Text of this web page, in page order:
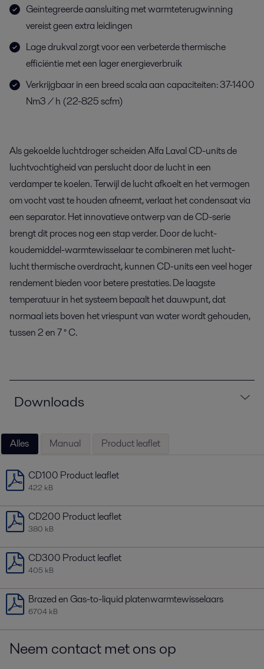
Geïntegreerde aansluiting met warmteterugwinning
vereist geen extra leidingen
Lage drukval zorgt voor een verbeterde thermische
efficiëntie met een lager energieverbruik
Verkrijgbaar in een breed scala aan capaciteiten: 37-1400
Nm3 / h (22-825 scfm)
Als gekoelde luchtdroger scheiden Alfa Laval CD-units de
luchtvochtigheid van perslucht door de lucht in een
verdamper te koelen. Terwijl de lucht afkoelt en het vermogen
om vocht vast te houden afneemt, verlaat het condensaat via
een separator. Het innovatieve ontwerp van de CD-serie
brengt dit proces nog een stap verder. Door de lucht-
koudemiddel-warmtewisselaar te combineren met lucht-
lucht thermische overdracht, kunnen CD-units een veel hoger
rendement bieden voor betere prestaties. De laagste
temperatuur in het systeem bepaalt het dauwpunt, dat
normaal iets boven het vriespunt van water wordt gehouden,
tussen 2 en 7 ° C.
Downloads
Alles Manual Product leaflet
CD100 Product leaflet
422 kB
CD200 Product leaflet
380 kB
CD300 Product leaflet
405 kB
Brazed en Gas-to-liquid platenwarmtewisselaars
6704 kB
Neem contact met ons op